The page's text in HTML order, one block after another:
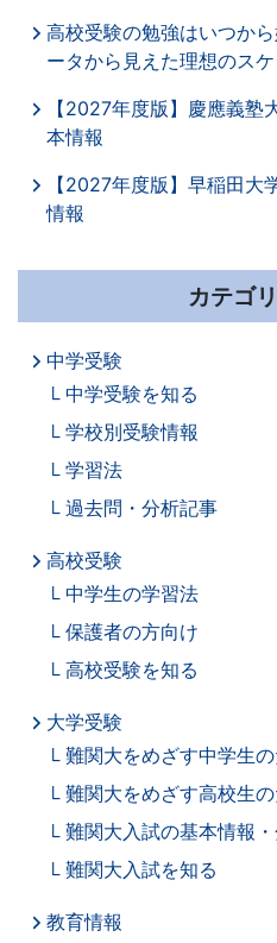
高校受験の勉強はいつか
ータから見えた理想のス
【2027年度版】慶應義塾
本情報
【2027年度版】早稲田大
情報
カテゴ
中学受験
中学受験を知る
学校別受験情報
学習法
過去問・分析記事
高校受験
中学生の学習法
保護者の方向け
高校受験を知る
大学受験
難関大をめざす中学生
難関大をめざす高校生
難関大入試の基本情報
難関大入試を知る
教育情報